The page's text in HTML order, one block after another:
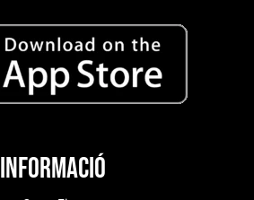
Informació